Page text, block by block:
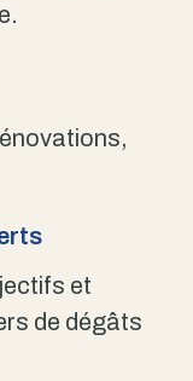
et
de dégâts